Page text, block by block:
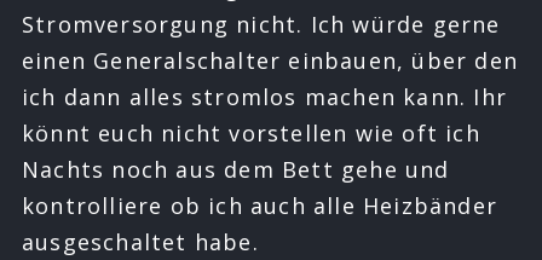
Stromversorgung nicht. Ich würde gerne
einen Generalschalter einbauen, über den
ich dann alles stromlos machen kann. Ihr
könnt euch nicht vorstellen wie oft ich
Nachts noch aus dem Bett gehe und
kontrolliere ob ich auch alle Heizbänder
ausgeschaltet habe.